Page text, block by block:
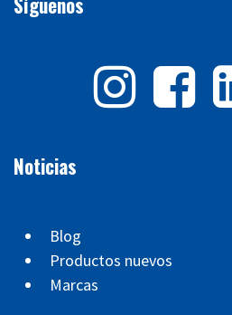
Noticias
Blog
Productos nuevos
Marcas